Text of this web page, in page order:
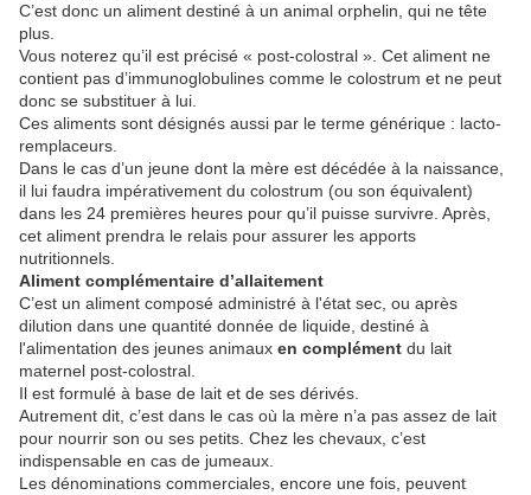
C’est donc un aliment destiné à un animal orphelin, qui ne tête
plus.
Vous noterez qu’il est précisé « post-colostral ». Cet aliment ne
contient pas d’immunoglobulines comme le colostrum et ne peut
donc se substituer à lui.
Ces aliments sont désignés aussi par le terme générique : lacto-
remplaceurs.
Dans le cas d’un jeune dont la mère est décédée à la naissance,
il lui faudra impérativement du colostrum (ou son équivalent)
dans les 24 premières heures pour qu’il puisse survivre. Après,
cet aliment prendra le relais pour assurer les apports
nutritionnels.
Aliment complémentaire d’allaitement
C’est un aliment composé administré à l'état sec, ou après
dilution dans une quantité donnée de liquide, destiné à
l'alimentation des jeunes animaux en complément du lait
maternel post-colostral.
Il est formulé à base de lait et de ses dérivés.
Autrement dit, c’est dans le cas où la mère n’a pas assez de lait
pour nourrir son ou ses petits. Chez les chevaux, c’est
indispensable en cas de jumeaux.
Les dénominations commerciales, encore une fois, peuvent